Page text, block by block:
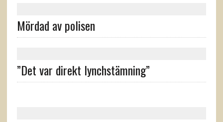
Mördad av polisen
”Det var direkt lynchstämning”